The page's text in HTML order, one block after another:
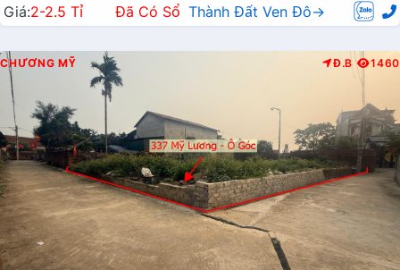
Giá:2-2.5 Tỉ Đã Có Sổ Thành Đất Ven Đô→
CHƯƠNG MỸ Đ.B 1460